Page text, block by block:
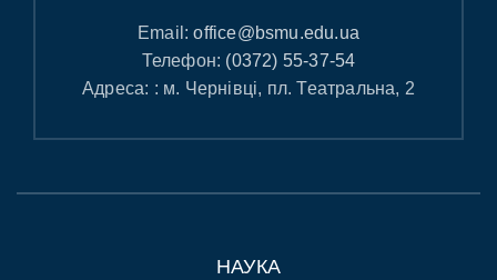
Email:office@bsmu.edu.ua
Телефон: (0372) 55-37-54
Адреса: : м. Чернівці, пл. Театральна, 2
НАУКА